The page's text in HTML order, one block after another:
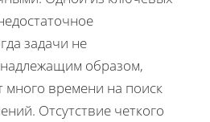
задачи не
образом,
много времени на поиск
Отсутствие четкого